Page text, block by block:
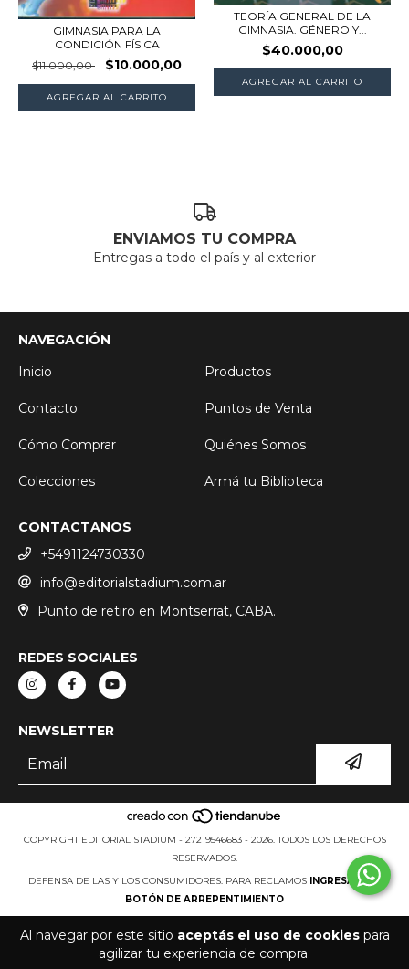
Al navegar por este sitio aceptás el uso de cookiespara
agilizar tu experiencia de compra.
GIMNASIA PARA LA
CONDICIÓN FÍSICA
$11.000,00
$10.000,00
TEORÍA GENERAL DE LA
GIMNASIA. GÉNERO Y...
$40.000,00
ENVIAMOS TU COMPRA
Entregas a todo el país y al exterior
NAVEGACIÓN
Inicio
Productos
Contacto Puntos de Venta
Cómo Comprar Quiénes Somos
Colecciones Armá tu Biblioteca
CONTACTANOS
+5491124730330
info@editorialstadium.com.ar
Punto de retiro en Montserrat, CABA.
REDES SOCIALES
NEWSLETTER
COPYRIGHT EDITORIAL STADIUM - 27219546683 - 2026. TODOS LOS DERECHOS
RESERVADOS.
DEFENSA DE LAS Y LOS CONSUMIDORES. PARA RECLAMOS
INGRESÁ ACÁ.
BOTÓN DE ARREPENTIMIENTO